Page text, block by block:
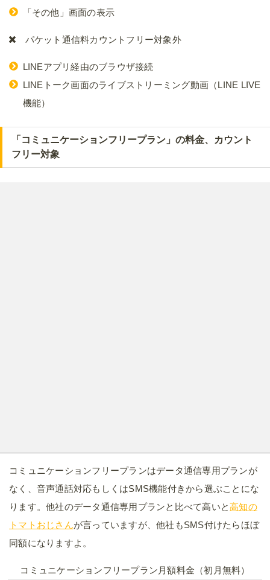
「その他」画面の表示
パケット通信料カウントフリー対象外
LINEアプリ経由のブラウザ接続
LINEトーク画面のライブストリーミング動画（LINE LIVE
機能）
「コミュニケーションフリープラン」の料金、カウント
フリー対象
コミュニケーションフリープランはデータ通信専用プランが
なく、音声通話対応もしくはSMS機能付きから選ぶことにな
ります。他社のデータ通信専用プランと比べて高いと高知の
トマトおじさんが言っていますが、他社もSMS付けたらほぼ
同額になりますよ。
コミュニケーションフリープラン月額料金（初月無料）